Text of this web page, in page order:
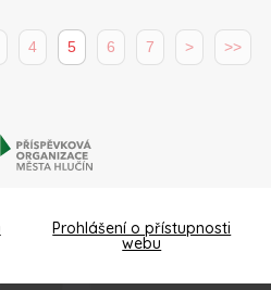
4 5 6 7 > >>
Prohlášení o přístupnosti
webu